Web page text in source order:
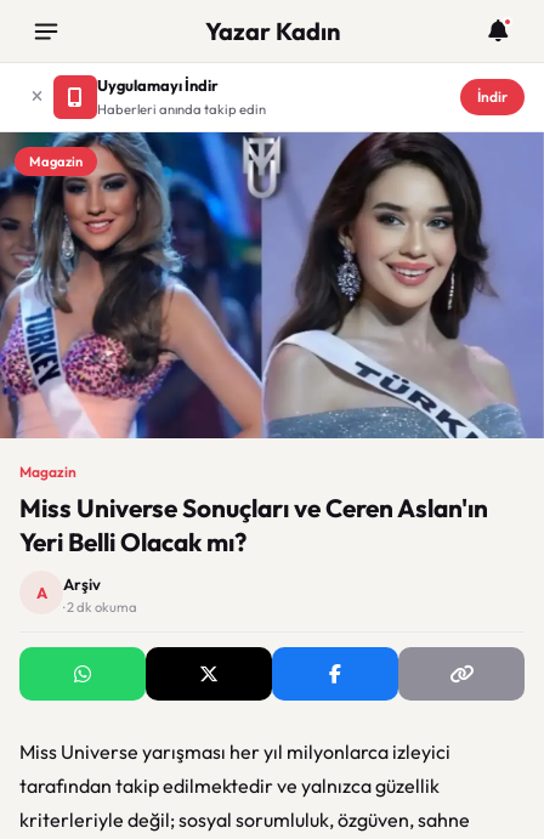
Yazar Kadın
Uygulamayı İndir
Haberleri anında takip edin
İndir
Magazin
Magazin
Miss Universe Sonuçları ve Ceren Aslan'ın
Yeri Belli Olacak mı?
A Arşiv
· 2 dk okuma
Miss Universe yarışması her yıl milyonlarca izleyici
tarafından takip edilmektedir ve yalnızca güzellik
kriterleriyle değil; sosyal sorumluluk, özgüven, sahne